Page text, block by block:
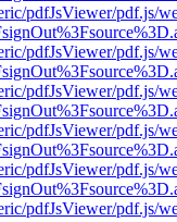
pdfJsViewer/pdf.js/
pdfJsViewer/pdf.js/
pdfJsViewer/pdf.js/
pdfJsViewer/pdf.js/
pdfJsViewer/pdf.js/
pdfJsViewer/pdf.js/